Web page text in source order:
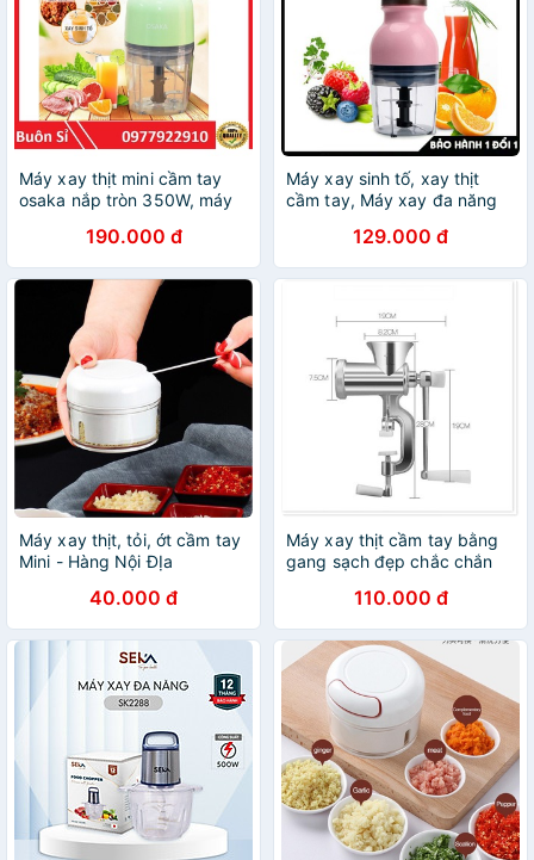
Máy xay thịt mini cầm tay
osaka nắp tròn 350W, máy
ớt xay tỏi ớt xay rau ăn dặm
xay đá
190.000 đ
Máy xay sinh tố, xay thịt
cầm tay, Máy xay đa năng
129.000 đ
Máy xay thịt, tỏi, ớt cầm tay
Mini - Hàng Nội ĐỊa
40.000 đ
Máy xay thịt cầm tay bằng
gang sạch đẹp chắc chắn
110.000 đ